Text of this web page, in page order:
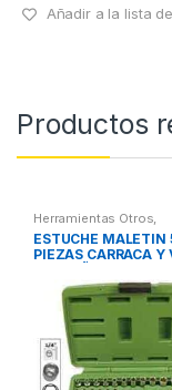
Añadir a la lista
Productos
Herramientas Otros,
Herramientas De
Herramientas De
Maletines
Extractores,
ESTUCHE MALETIN
PIEZAS CARRACA Y